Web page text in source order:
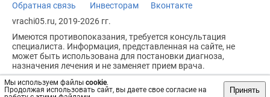
Мы используем файлы cookie.
Продолжая использовать сайт, вы даете свое согласие на
Принять
Обратная связь Инвесторам
Вконтакте
vrachi05.ru, 2019-2026 гг.
Имеются противопоказания, требуется консультация
специалиста. Информация, представленная на сайте, не
может быть использована для постановки диагноза,
назначения лечения и не заменяет прием врача.
Возрастное ограничение: 18+